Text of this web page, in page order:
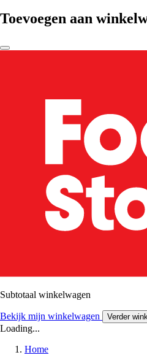
Toevoegen aan
Subtotaal winkelwagen
Bekijk mijn winkelwagen Verder
Loading...
Home